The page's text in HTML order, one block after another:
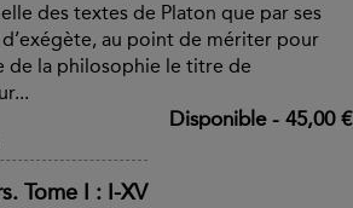
des textes de Platon que par ses
au point de mériter pour
de la philosophie le titre de
Disponible- 45,00 €
Tome I : I-XV